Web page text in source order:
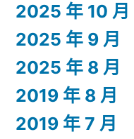
2025 年 10 月
2025 年 9 月
2025 年 8 月
2019 年 8 月
2019 年 7 月